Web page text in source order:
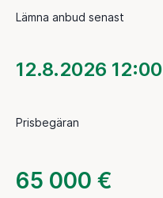
Lämna anbud senast
12.8.2026 12:00
Prisbegäran
65 000 €